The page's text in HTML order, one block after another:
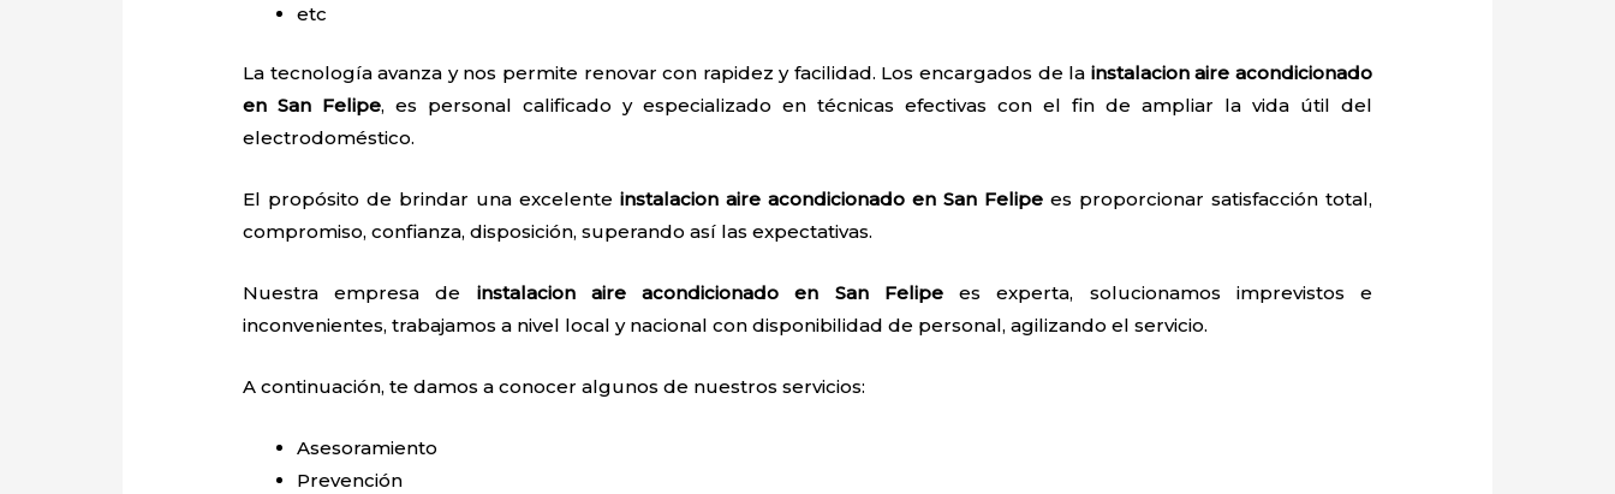
etc
La tecnología avanza y nos permite renovar con rapidez y facilidad. Los encargados de la instalacion aire acondicionado
en San Felipe, es personal calificado y especializado en técnicas efectivas con el fin de ampliar la vida útil del
electrodoméstico.
El propósito de brindar una excelenteinstalacion aire acondicionado en San Felipees proporcionar satisfacción total,
compromiso, confianza, disposición, superando así las expectativas.
Nuestra empresa de instalacion aire acondicionado en San Felipees experta, solucionamos imprevistos e
inconvenientes, trabajamos a nivel local y nacional con disponibilidad de personal, agilizando el servicio.
A continuación, te damos a conocer algunos de nuestros servicios:
Asesoramiento
Prevención